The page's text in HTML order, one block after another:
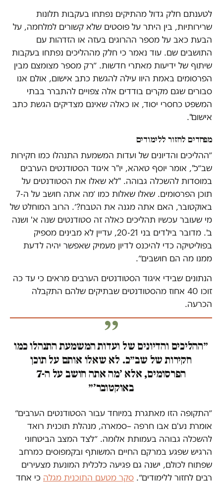
לטענתם חלק גדול מהתיקים נפתחו בעקבות תלונות
שרירותיות, בין היתר על פוסטים שלא קשורים למלחמה, על
הבעת כאב על מספר ההרוגים בעזה או הזדהות עם
התושבים שם. עוד נאמר כי חלק מההליכים נפתחו בעקבות
שיתוף של ידיעות מאתרי חדשות. ״רק מספר מצומצם מבין
הפרסומים באמת היוו עילה להגשת כתב אישום, אולם אנו
סבורים שגם מקרים בודדים אלה צפויים להתברר בבתי
המשפט כחסרי יסוד, או כאלה שאינם מצדיקים הגשת כתב
אישום".
מפחדים לחזור ללימודים
״ההליכים והדיונים של ועדות המשמעת התנהלו כמו חקירות
שב״כ", אומר יוסף טאהא, יו"ר איגוד הסטודנטים הערבים
במוסדות להשכלה גבוהה. "לא שאלו את הסטודנטים על
תוכן הפרסומים. שאלו שאלות כמו ׳מה אתה חושב על ה-7
באוקטובר, האם אתה מגנה את הטבח?׳. הרוב המוחלט של
מי שעובר עכשיו תהליכים כאלה זה סטודנטים שנה א' ושנה
ב'. מדובר בילדים בני 20-21, עדיין לא מבינים מספיק
בפוליטיקה כדי להיכנס לדיון מעמיק שאפשר יהיה לדעת
ממנו מה הם חושבים״.
הנתונים שבידי איגוד הסטודנטים הערבים מראים כי עד כה
זוכו 40 אחוז מהסטודנטים שבתיקים שלהם התקבלה
הכרעה.
״ההליכים והדיונים של ועדות המשמעת התנהלו כמו
חקירות של שב״כ. לא שאלו אותם על תוכן
הפרסומים, אלא ׳מה אתה חושב על ה-7
באוקטובר׳״
״התקופה הזו מאתגרת במיוחד עבור הסטודנטים הערבים״
אומרת נע'ם אבו חרפה –סמארה, מנהלת תוכנית רואד
להשכלה גבוהה בעמותת אלומה. ״לצד המצב הביטחוני
הרגיש שפגע במרקם החיים המשותף ובקמפוסים כמרחב
שפתוח לכולם, ישנה גם פגיעה כלכלית המונעת מצעירים
רבים לחזור ללימודים״. סקר מטעם התוכנית מגלה כי אחד